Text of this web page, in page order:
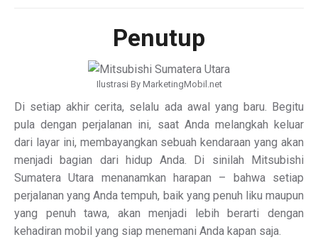
Penutup
Ilustrasi By MarketingMobil.net
Di setiap akhir cerita, selalu ada awal yang baru. Begitu
pula dengan perjalanan ini, saat Anda melangkah keluar
dari layar ini, membayangkan sebuah kendaraan yang akan
menjadi bagian dari hidup Anda. Di sinilah Mitsubishi
Sumatera Utara menanamkan harapan – bahwa setiap
perjalanan yang Anda tempuh, baik yang penuh liku maupun
yang penuh tawa, akan menjadi lebih berarti dengan
kehadiran mobil yang siap menemani Anda kapan saja.